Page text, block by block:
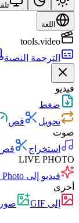
اللغة
tools.video
الترجمة النصية
فيديو
ضغط
تحويل
قص
صوت
استخراج
LIVE PHOTO
فيديو إلى Live Photo
أخرى
إلى GIF